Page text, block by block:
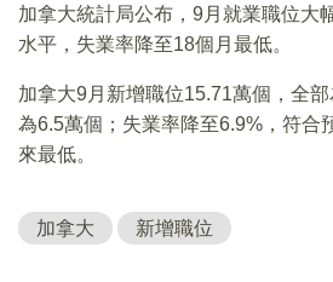
加拿大統計局公布，9月就業職位大
水平，失業率降至18個月最低。
加拿大9月新增職位15.71萬個，全
為6.5萬個；失業率降至6.9%，符合
來最低。
加拿大 新增職位